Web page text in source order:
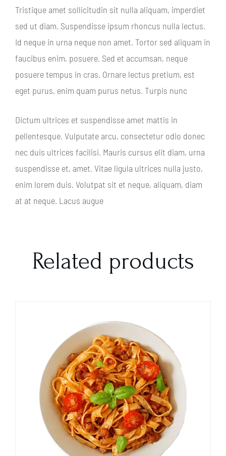
Tristique amet sollicitudin sit nulla aliquam, imperdiet
sed ut diam. Suspendisse ipsum rhoncus nulla lectus.
Id neque in urna neque non amet. Tortor sed aliquam in
faucibus enim, posuere. Sed et accumsan, neque
posuere tempus in cras. Ornare lectus pretium, est
eget purus, enim quam purus netus. Turpis nunc
Dictum ultrices et suspendisse amet mattis in
pellentesque. Vulputate arcu, consectetur odio donec
nec duis ultrices facilisi. Mauris cursus elit diam, urna
suspendisse et, amet. Vitae ligula ultrices nulla justo,
enim lorem duis. Volutpat sit et neque, aliquam, diam
at at neque. Lacus augue
Related products